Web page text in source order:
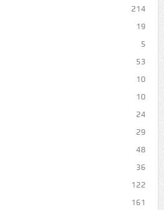
214
19
5
53
10
10
24
29
48
36
122
161